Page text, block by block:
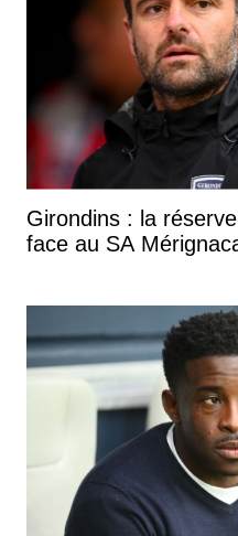
Girondins : la
face au SA